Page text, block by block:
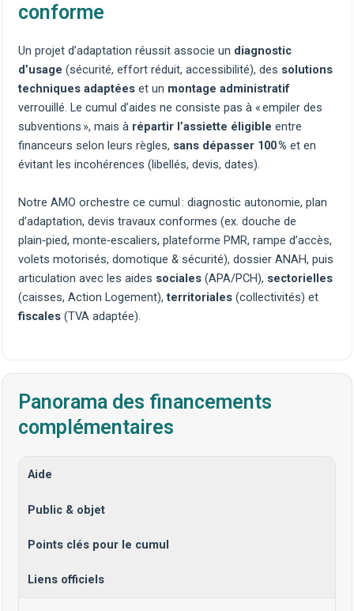
conforme
Un projet d’adaptation réussit associe un diagnostic
d’usage (sécurité, effort réduit, accessibilité), des solutions
techniques adaptées et un montage administratif
verrouillé. Le cumul d’aides ne consiste pas à « empiler des
subventions », mais à répartir l’assiette éligible entre
financeurs selon leurs règles, sans dépasser 100 % et en
évitant les incohérences (libellés, devis, dates).
Notre AMO orchestre ce cumul :diagnostic autonomie, plan
d’adaptation, devistravaux conformes (ex.douche de
plain‑pied,monte‑escaliers,plateforme PMR,rampe d’accès,
volets motorisés,domotique & sécurité), dossier ANAH, puis
articulation avec les aides sociales (APA/PCH), sectorielles
(caisses, Action Logement),territoriales (collectivités) et
fiscales (TVA adaptée).
Panorama des financements
complémentaires
Aide
Public & objet
Points clés pour le cumul
Liens officiels